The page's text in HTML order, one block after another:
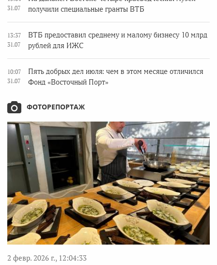
31.07
получили специальные гранты ВТБ
13:37
31.07
ВТБ предоставил среднему и малому бизнесу 10 млрд
рублей для ИЖС
10:07
31.07
Пять добрых дел июля: чем в этом месяце отличился
Фонд «Восточный Порт»
ФОТОРЕПОРТАЖ
2 февр. 2026 г., 12:04:33